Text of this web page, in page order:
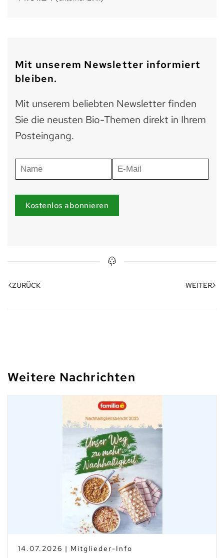
Mit unserem Newsletter informiert
bleiben.
Mit unserem beliebten Newsletter finden
Sie die neusten Bio-Themen direkt in Ihrem
Posteingang.
Kostenlos abonnieren
ZURÜCK WEITER
Weitere Nachrichten
14.07.2026 | Mitglieder-Info